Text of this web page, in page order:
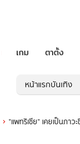
เกม ตาตั้ง
หน้าแรกบันเทิง
"แพทริเซีย" เคยเป็นภา